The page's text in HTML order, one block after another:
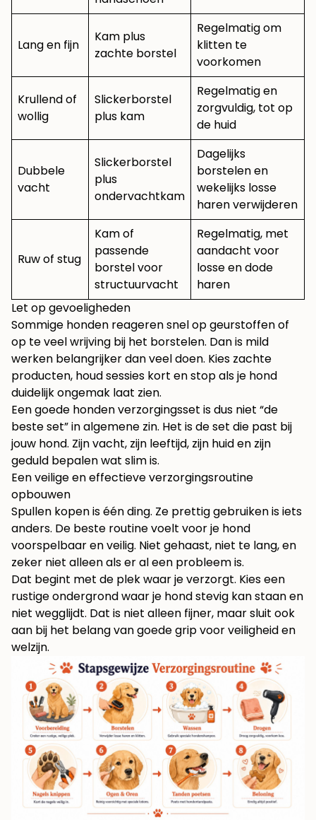
Lang en fijn
Kam plus
zachte borstel
Regelmatig om
klitten te
voorkomen
Krullend of
wollig
Slickerborstel
plus kam
Regelmatig en
zorgvuldig, tot op
de huid
Dubbele
vacht
Slickerborstel
plus
ondervachtkam
Dagelijks
borstelen en
wekelijks losse
haren verwijderen
Ruw of stug
Kam of
passende
borstel voor
structuurvacht
Regelmatig, met
aandacht voor
losse en dode
haren
Let op gevoeligheden
Sommige honden reageren snel op geurstoffen of
op te veel wrijving bij het borstelen. Dan is mild
werken belangrijker dan veel doen. Kies zachte
producten, houd sessies kort en stop als je hond
duidelijk ongemak laat zien.
Een goede honden verzorgingsset is dus niet “de
beste set” in algemene zin. Het is de set die past bij
jouw hond. Zijn vacht, zijn leeftijd, zijn huid en zijn
geduld bepalen wat slim is.
Een veilige en effectieve verzorgingsroutine
opbouwen
Spullen kopen is één ding. Ze prettig gebruiken is iets
anders. De beste routine voelt voor je hond
voorspelbaar en veilig. Niet gehaast, niet te lang, en
zeker niet alleen als er al een probleem is.
Dat begint met de plek waar je verzorgt. Kies een
rustige ondergrond waar je hond stevig kan staan en
niet wegglijdt. Dat is niet alleen fijner, maar sluit ook
aan bij het belang van goede grip voor veiligheid en
welzijn.